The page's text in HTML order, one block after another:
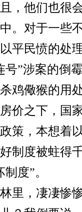
，他们也很
。对于一些
平民愤的处
号”涉案的倒
鸡儆猴的用
之下，国家
策，本想着
制度被蛀得
度”。
，凄凄惨惨